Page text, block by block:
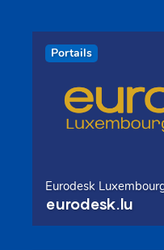
Portails
Eurodesk
eurodesk.lu